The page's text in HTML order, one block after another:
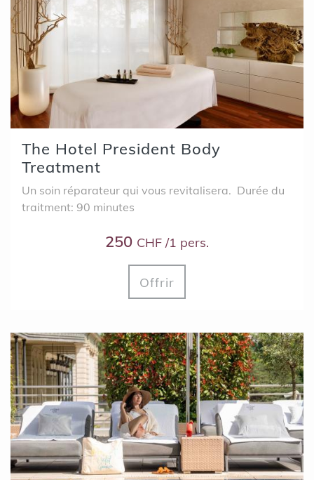
The Hotel President Body
Treatment
Un soin réparateur qui vous revitalisera. Durée du
traitment: 90 minutes
250 CHF /1 pers.
Offrir